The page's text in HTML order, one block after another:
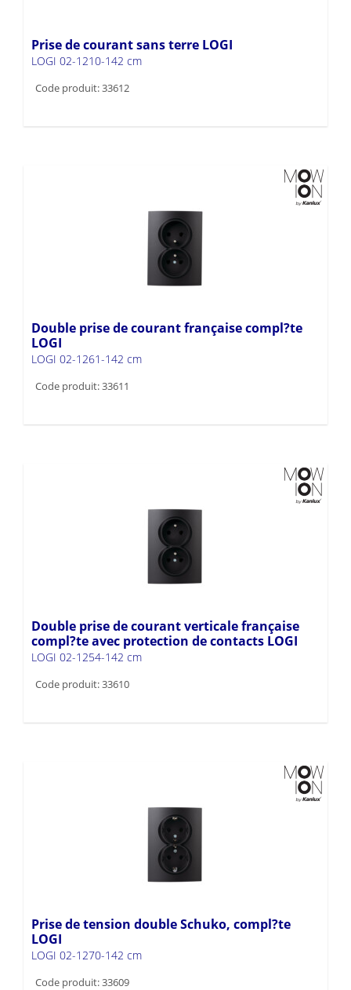
Prise de courant sans terre LOGI
LOGI 02-1210-142 cm
Code produit: 33612
Double prise de courant française compl?te
LOGI
LOGI 02-1261-142 cm
Code produit: 33611
Double prise de courant verticale française
compl?te avec protection de contacts LOGI
LOGI 02-1254-142 cm
Code produit: 33610
Prise de tension double Schuko, compl?te
LOGI
LOGI 02-1270-142 cm
Code produit: 33609